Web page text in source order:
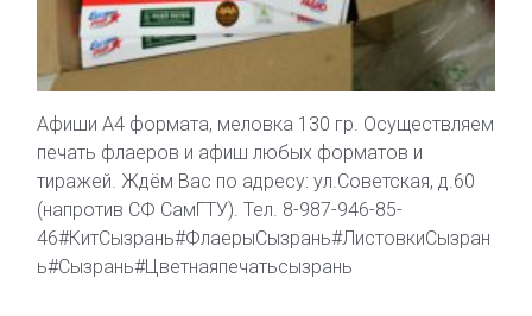
Афиши А4 формата, меловка 130 гр. Осуществляем
печать флаеров и афиш любых форматов и
тиражей. Ждём Вас по адресу: ул.Советская, д.60
(напротив СФ СамГТУ). Тел. 8-987-946-85-
46#КитСызрань#ФлаерыСызрань#ЛистовкиСызран
ь#Сызрань#Цветнаяпечатьсызрань